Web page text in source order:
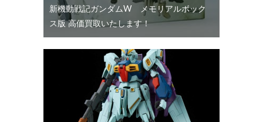
新機動戦記ガンダムW メモリアルボック
ス版 高価買取いたします！